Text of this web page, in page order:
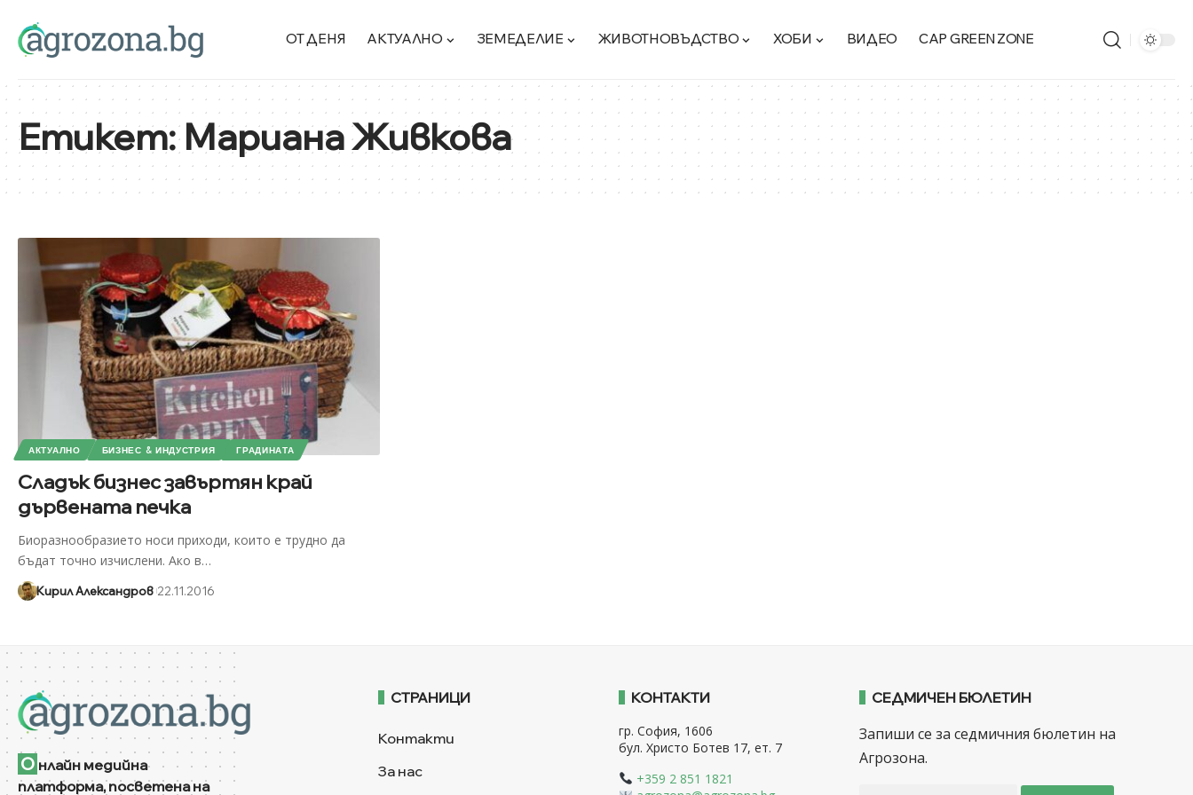
ОТ ДЕНЯ АКТУАЛНО ЗЕМЕДЕЛИЕ ЖИВОТНОВЪДСТВО ХОБИ ВИДЕО CAP GREEN ZONE
Етикет:Мариана Живкова
АКТУАЛНО БИЗНЕС & ИНДУСТРИЯ ГРАДИНАТА
Сладък бизнес завъртян край
дървената печка
Биоразнообразието носи приходи, които е трудно да
бъдат точно изчислени. Ако в…
Кирил Александров 22.11.2016
О нлайн медийна
платформа, посветена на
СТРАНИЦИ
Контакти
За нас
КОНТАКТИ
гр. София, 1606
бул. Христо Ботев 17, ет. 7
+359 2 851 1821
СЕДМИЧЕН БЮЛЕТИН
Запиши се за седмичния бюлетин на
Агрозона.